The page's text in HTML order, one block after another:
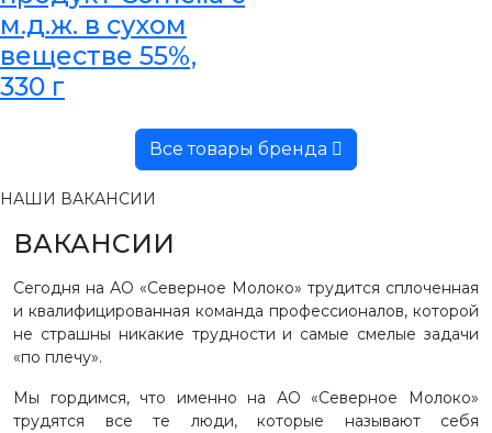
м.д.ж. в сухом
веществе 55%,
330 г
Все товары бренда
НАШИ ВАКАНСИИ
ВАКАНСИИ
Сегодня на АО «Северное Молоко» трудится сплоченная
и квалифицированная команда профессионалов, которой
не страшны никакие трудности и самые смелые задачи
«по плечу».
Мы гордимся, что именно на АО «Северное Молоко»
трудятся все те люди, которые называют себя